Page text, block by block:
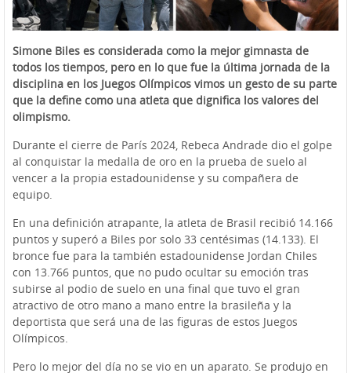
Simone Biles es considerada como la mejor gimnasta de
todos los tiempos, pero en lo que fue la última jornada de la
disciplina en los Juegos Olímpicos vimos un gesto de su parte
que la define como una atleta que dignifica los valores del
olimpismo.
Durante el cierre de París 2024, Rebeca Andrade dio el golpe
al conquistar la medalla de oro en la prueba de suelo al
vencer a la propia estadounidense y su compañera de
equipo.
En una definición atrapante, la atleta de Brasil recibió 14.166
puntos y superó a Biles por solo 33 centésimas (14.133). El
bronce fue para la también estadounidense Jordan Chiles
con 13.766 puntos, que no pudo ocultar su emoción tras
subirse al podio de suelo en una final que tuvo el gran
atractivo de otro mano a mano entre la brasileña y la
deportista que será una de las figuras de estos Juegos
Olímpicos.
Pero lo mejor del día no se vio en un aparato. Se produjo en